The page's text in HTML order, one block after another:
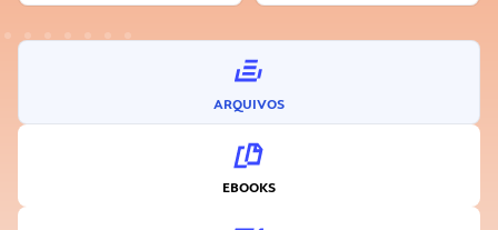
ARQUIVOS
EBOOKS